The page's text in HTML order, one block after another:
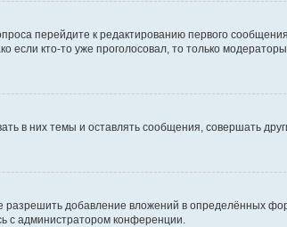
перейдите к редактированию первого
если кто-то уже проголосовал, то только
в них темы и оставлять сообщения, совершать
добавление вложений в определённых
с администратором конференции.